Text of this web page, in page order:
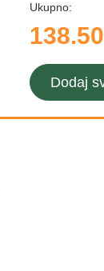
Ukupno:
Dodaj